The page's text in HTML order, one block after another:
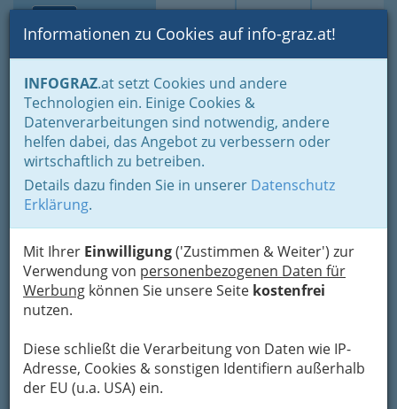
Suche Login Toggle
Informationen zu Cookies auf info-graz.at!
INFOGRAZ.at setzt Cookies und andere
Technologien ein. Einige Cookies &
Datenverarbeitungen sind notwendig, andere
helfen dabei, das Angebot zu verbessern oder
wirtschaftlich zu betreiben.
Details dazu finden Sie in unserer Datenschutz
Erklärung.
Mit Ihrer Einwilligung('Zustimmen & Weiter') zur
Verwendung von personenbezogenen Daten für
Werbung können Sie unsere Seite kostenfrei
nutzen.
Diese schließt die Verarbeitung von Daten wie IP-
Adresse, Cookies & sonstigen Identifiern außerhalb
der EU (u.a. USA) ein.
Home Branchen
OBI Markt Graz Nord
Wiener Straße 372, 8051 Graz
+43 316 681 526
+43 316 681 526 - 499
Name: imo Markt Gesellschaft m.b.H.
Status: aktive Firma
Adresse: Offnerplatzl 1, A-9400 Wolfsberg
Telefon: 0043 (4352) 52500
Fax: 0043 (4352) 52500 - 99
E-Mail: zentrale@imo-markt.at